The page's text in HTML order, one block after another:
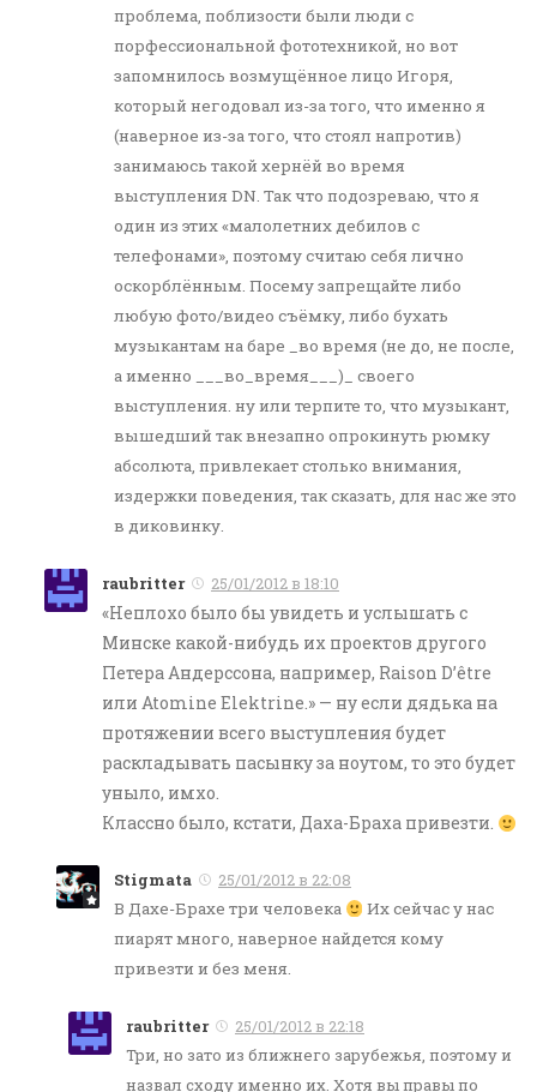
проблема, поблизости были люди с
порфессиональной фототехникой, но вот
запомнилось возмущённое лицо Игоря,
который негодовал из-за того, что именно я
(наверное из-за того, что стоял напротив)
занимаюсь такой хернёй во время
выступления DN. Так что подозреваю, что я
один из этих «малолетних дебилов с
телефонами», поэтому считаю себя лично
оскорблённым. Посему запрещайте либо
любую фото/видео съёмку, либо бухать
музыкантам на баре _во время (не до, не после,
а именно ___во_время___)_ своего
выступления. ну или терпите то, что музыкант,
вышедший так внезапно опрокинуть рюмку
абсолюта, привлекает столько внимания,
издержки поведения, так сказать, для нас же это
в диковинку.
raubritter 25/01/2012 в 18:10
«Неплохо было бы увидеть и услышать с
Минске какой-нибудь их проектов другого
Петера Андерссона, например, Raison D’être
или Atomine Elektrine.» — ну если дядька на
протяжении всего выступления будет
раскладывать пасынку за ноутом, то это будет
уныло, имхо.
Классно было, кстати, Даха-Браха привезти.
Stigmata
25/01/2012 в 22:08
В Дахе-Брахе три человека
Их сейчас у нас
пиарят много, наверное найдется кому
привезти и без меня.
raubritter
25/01/2012 в 22:18
Три, но зато из ближнего зарубежья, поэтому и
назвал сходу именно их. Хотя вы правы по